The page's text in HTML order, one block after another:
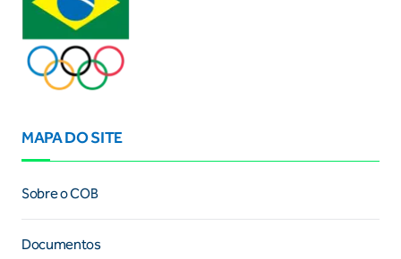
MAPA DO SITE
Sobre o COB
Documentos